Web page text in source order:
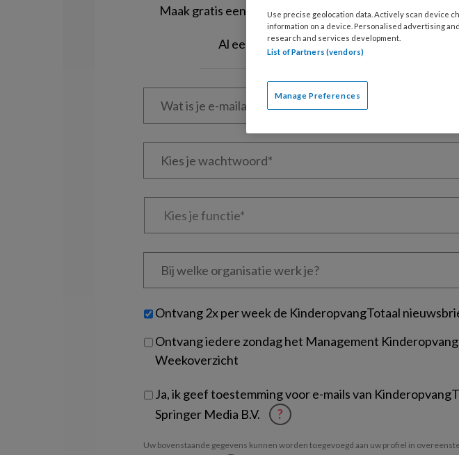
Maak gratis een account aan en lees 2 artikelen gratis
Al een account of abonnement?Log dan in
Wat
Kies
Kies
Bij
welke
je?
Untitled
Ontvang 2x per week de KinderopvangTotaal
Ontvang iedere zondag het Management Kinderopvang
Weekoverzicht
Ja, ik geef toestemming voor e-mails van
Springer Media B.V.
?
Uw bovenstaande gegevens kunnen worden toegevoegd aan uw profiel in
Use precise geolocation data. Actively scan device
information on a device. Personalised advertising
research and services development.
List of Partners (vendors)
Manage Preferences